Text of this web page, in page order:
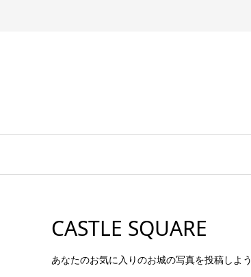
CASTLE SQUARE
あなたのお気に入りのお城の写真を投稿しよう